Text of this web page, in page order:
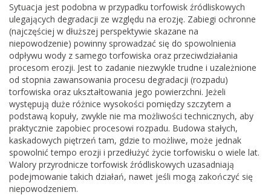
Sytuacja jest podobna w przypadku torfowisk źródliskowych
ulegających degradacji ze względu na erozję. Zabiegi ochronne
(najczęściej w dłuższej perspektywie skazane na
niepowodzenie) powinny sprowadzać się do spowolnienia
odpływu wody z samego torfowiska oraz przeciwdziałania
procesom erozji. Jest to zadanie niezwykle trudne i uzależnione
od stopnia zawansowania procesu degradacji (rozpadu)
torfowiska oraz ukształtowania jego powierzchni. Jeżeli
występują duże różnice wysokości pomiędzy szczytem a
podstawą kopuły, zwykle nie ma możliwości technicznych, aby
praktycznie zapobiec procesowi rozpadu. Budowa stałych,
kaskadowych piętrzeń tam, gdzie to możliwe, może jednak
spowolnić tempo erozji i przedłużyć życie torfowisku o wiele lat.
Walory przyrodnicze torfowisk źródliskowych uzasadniają
podejmowanie takich działań, nawet jeśli mogą zakończyć się
niepowodzeniem.